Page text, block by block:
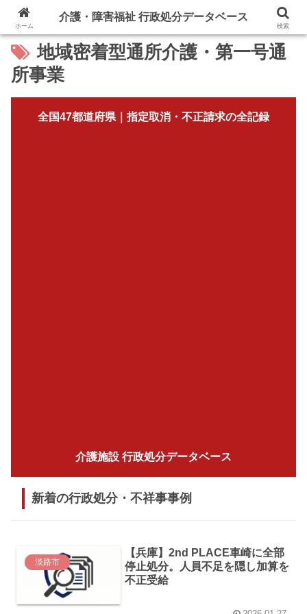
地域密着型通所介護・第一号通
所事業
全国47都道府県｜指定取消・不正請求の全記録
介護施設 行政処分データベース
新着の行政処分・不祥事事例
淡路市
【兵庫】2nd PLACE車崎に全部
停止処分。人員不足を隠し加算を
不正受給
ホーム
介護・障害福祉 行政処分データベース
検索